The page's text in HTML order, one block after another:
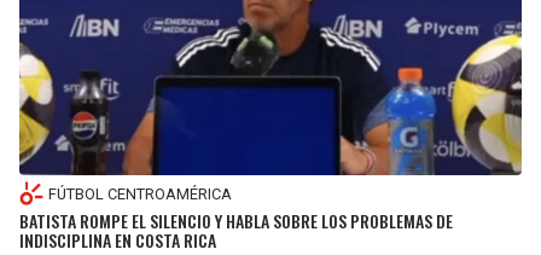
FÚTBOL CENTROAMÉRICA
BATISTA ROMPE EL SILENCIO Y HABLA SOBRE LOS PROBLEMAS DE
INDISCIPLINA EN COSTA RICA